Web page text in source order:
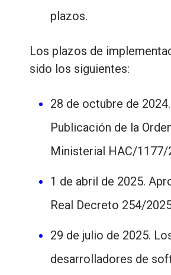
plazos.
Los plazos de
sido los siguientes:
28 de octubre de 2024.
Publicación de la
Ministerial HAC/1177/
1 de abril de 2025.
Real Decreto 254/
29 de julio de 2025.
desarrolladores de